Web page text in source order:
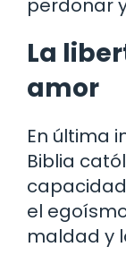
perdonar
La
amor
En última
Biblia
el
maldad y